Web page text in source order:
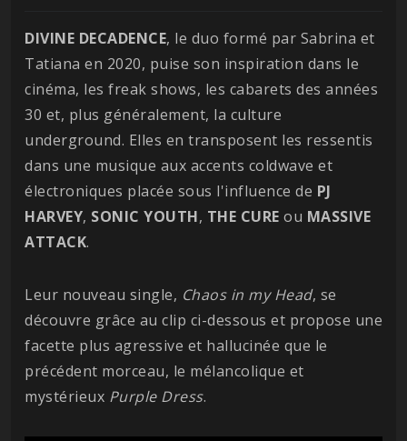
DIVINE DECADENCE, le duo formé par Sabrina et
Tatiana en 2020, puise son inspiration dans le
cinéma, les freak shows, les cabarets des années
30 et, plus généralement, la culture
underground. Elles en transposent les ressentis
dans une musique aux accents coldwave et
électroniques placée sous l'influence de PJ
HARVEY, SONIC YOUTH, THE CURE ou MASSIVE
ATTACK.
Leur nouveau single, Chaos in my Head, se
découvre grâce au clip ci-dessous et propose une
facette plus agressive et hallucinée que le
précédent morceau, le mélancolique et
mystérieux Purple Dress.